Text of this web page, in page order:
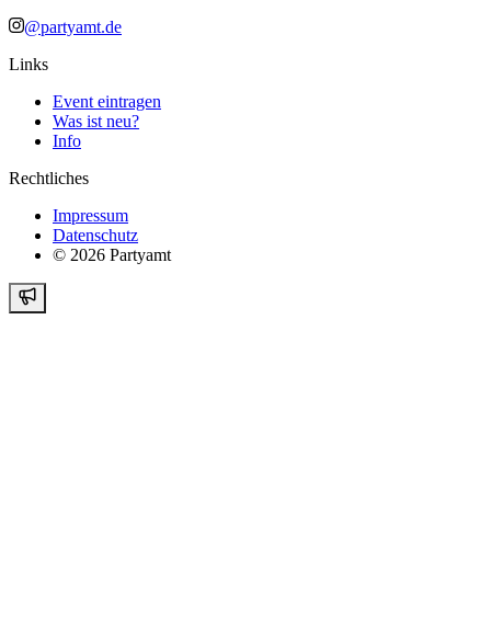
@partyamt.de
Links
Event eintragen
Was ist neu?
Info
Rechtliches
Impressum
Datenschutz
© 2026 Partyamt